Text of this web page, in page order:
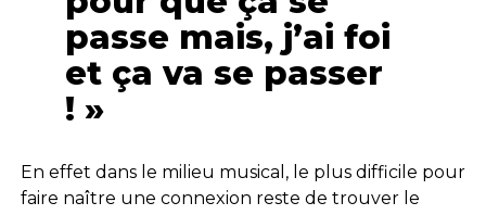
passe mais, j’ai foi
et ça va se passer
! »
En effet dans le milieu musical, le plus difficile pour
faire naître une connexion reste de trouver le